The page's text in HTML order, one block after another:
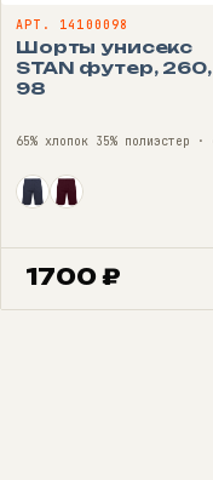
АРТ. 14100098
Шорты унисекс
STAN футер, 260,
98
1700 ₽